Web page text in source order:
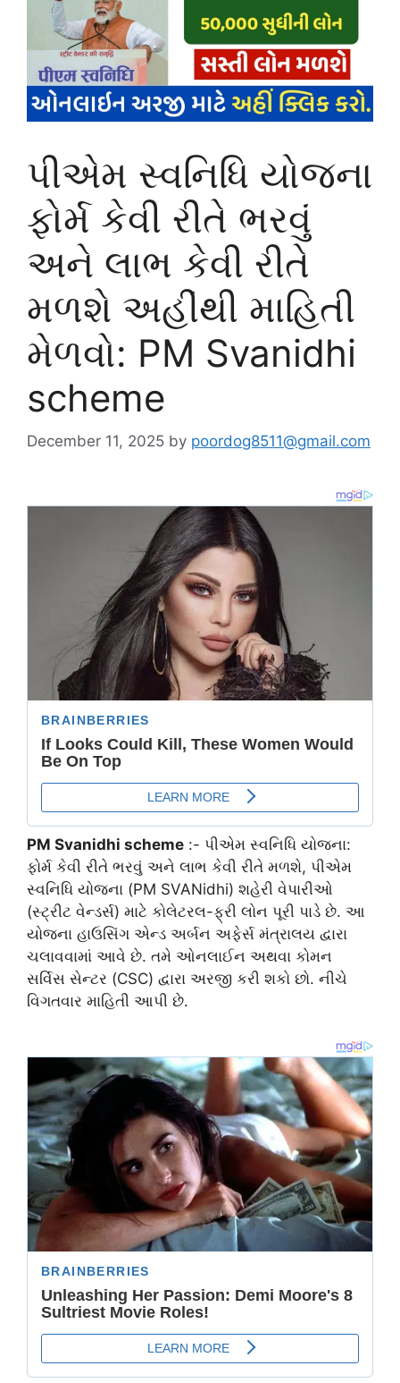
પીએમ સ્વનિધિ યોજના
ફોર્મ કેવી રીતે ભરવું
અને લાભ કેવી રીતે
મળશે અહીંથી માહિતી
મેળવો: PM Svanidhi
scheme
December 11, 2025 by poordog8511@gmail.com
PM Svanidhi scheme :- પીએમ સ્વનિધિ યોજના:
ફોર્મ કેવી રીતે ભરવું અને લાભ કેવી રીતે મળશે, પીએમ
સ્વનિધિ યોજના (PM SVANidhi) શહેરી વેપારીઓ
(સ્ટ્રીટ વેન્ડર્સ) માટે કોલેટરલ-ફ્રી લોન પૂરી પાડે છે. આ
યોજના હાઉસિંગ એન્ડ અર્બન અફેર્સ મંત્રાલય દ્વારા
ચલાવવામાં આવે છે. તમે ઓનલાઈન અથવા કોમન
સર્વિસ સેન્ટર (CSC) દ્વારા અરજી કરી શકો છો. નીચે
વિગતવાર માહિતી આપી છે.